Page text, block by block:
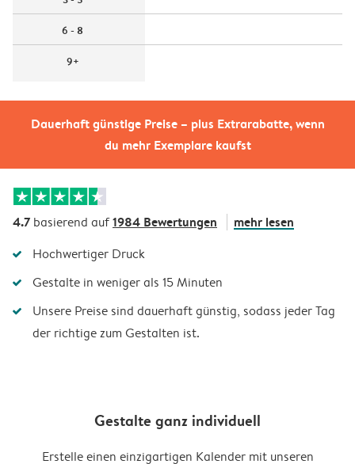
Dauerhaft günstige Preise – plus Extrarabatte, wenn
du mehr Exemplare kaufst
6 - 8
9+
4.7 basierend auf1984 Bewertungen mehr lesen
Hochwertiger Druck
Gestalte in weniger als 15 Minuten
Unsere Preise sind dauerhaft günstig, sodass jeder Tag
der richtige zum Gestalten ist.
Gestalte ganz individuell
Erstelle einen einzigartigen Kalender mit unseren